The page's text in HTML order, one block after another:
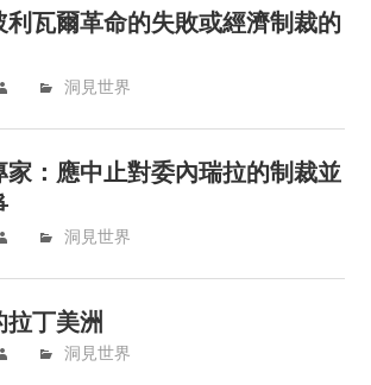
瓦爾革命的失敗或經濟制裁的
洞見世界
：應中止對委內瑞拉的制裁並
洞見世界
丁美洲
洞見世界